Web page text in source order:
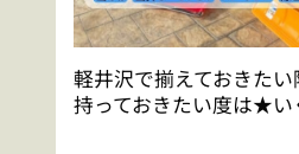
軽井沢で揃えておきたい
持っておきたい度は★い